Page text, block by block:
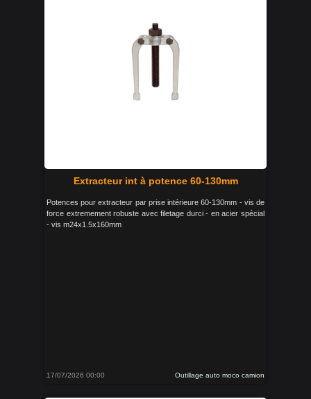
Extracteur int à potence 60-130mm
Potences pour extracteur par prise intérieure 60-130mm - vis de
force extremement robuste avec filetage durci - en acier spécial
- vis m24x1.5x160mm
17/07/2026 00:00 Outillage auto moco camion